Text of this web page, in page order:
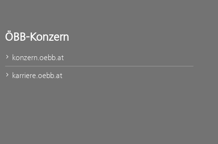
ÖBB-Konzern
konzern.oebb.at
karriere.oebb.at